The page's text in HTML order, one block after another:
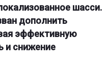
шасси.
дополнить
эффективную
и снижение